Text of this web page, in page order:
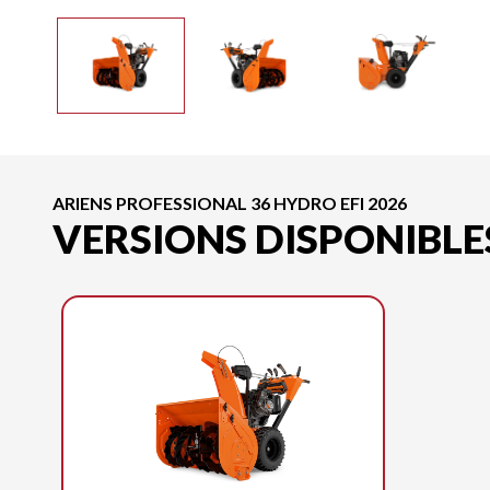
ARIENS PROFESSIONAL 36 HYDRO EFI 2026
VERSIONS